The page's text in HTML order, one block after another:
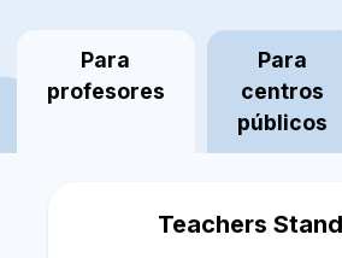
Regístrate
Contacto
Para
profesores
Para
centros
públicos
Teachers